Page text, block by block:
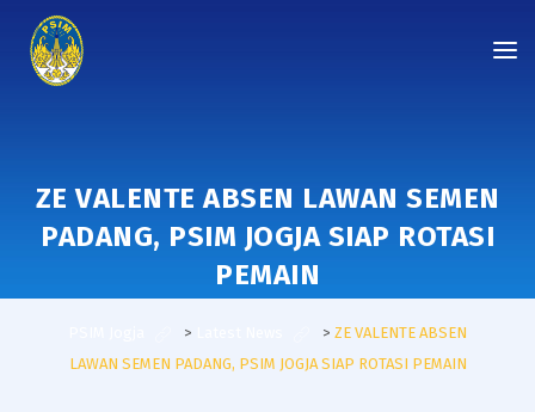
ZE VALENTE ABSEN LAWAN SEMEN
PADANG, PSIM JOGJA SIAP ROTASI
PEMAIN
> > ZE VALENTE ABSEN
LAWAN SEMEN PADANG, PSIM JOGJA SIAP ROTASI PEMAIN